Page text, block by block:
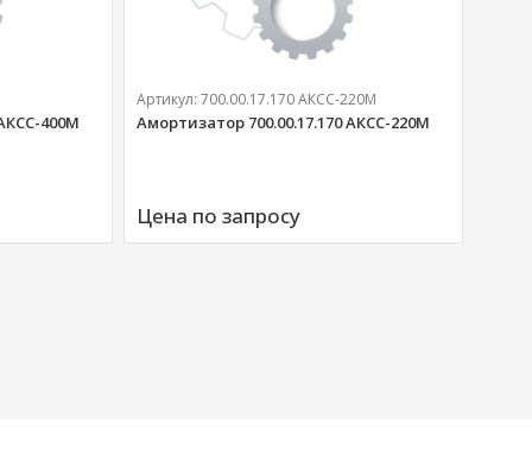
400М
Артикул:700.00.17.170 АКСС-220М
Амортизатор 700.00.17.170 АКСС-220М
Цена по запросу